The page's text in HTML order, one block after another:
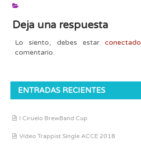
Deja una respuesta
Lo siento, debes estarconectado
comentario.
ENTRADAS RECIENTES
I Ciruelo BrewBand Cup
Vídeo Trappist Single ACCE 2018